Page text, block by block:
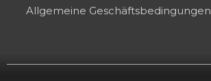
Allgemeine Geschäftsbedingungen